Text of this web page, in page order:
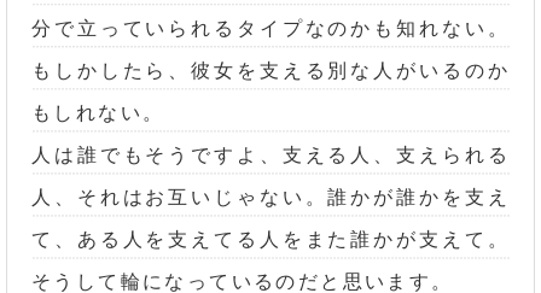
分で立っていられるタイプなのかも知れない。
もしかしたら、彼女を支える別な人がいるのか
もしれない。
人は誰でもそうですよ、支える人、支えられる
人、それはお互いじゃない。誰かが誰かを支え
て、ある人を支えてる人をまた誰かが支えて。
そうして輪になっているのだと思います。